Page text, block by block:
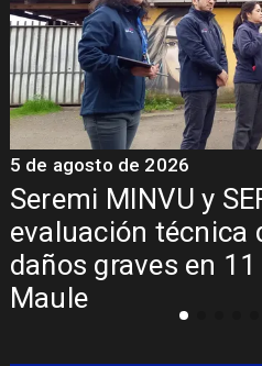
Fondo Orasmi
familia de Romeral
alimentación
con Síndrome de
5 de agosto de 2026